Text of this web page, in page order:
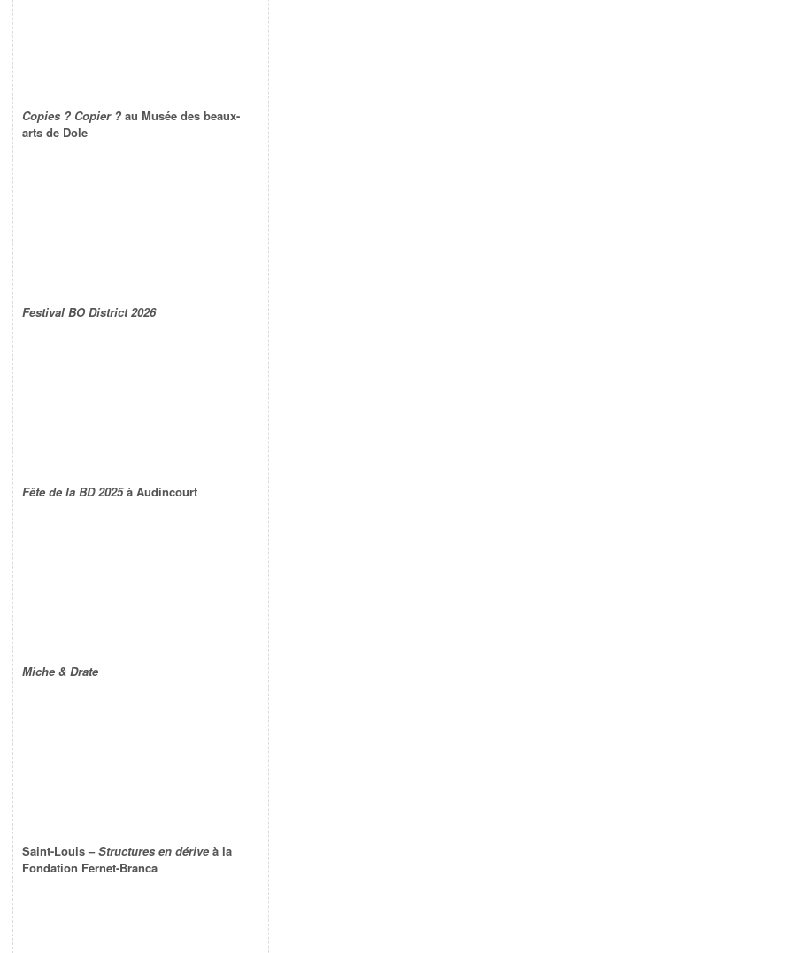
Copies ? Copier ? au Musée des beaux-
arts de Dole
Festival BO District 2026
Fête de la BD 2025à Audincourt
Miche & Drate
Saint-Louis –Structures en dérive à la
Fondation Fernet-Branca